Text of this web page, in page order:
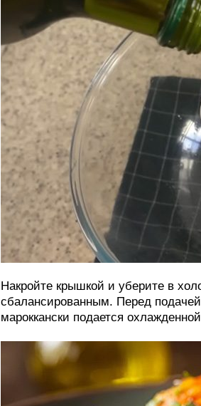
Накройте крышкой и уберите в
сбалансированным. Перед
мароккански подается